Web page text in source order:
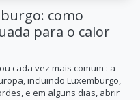
como
para o calor
cada vez mais comum : a
incluindo Luxemburgo,
e em alguns dias, abrir